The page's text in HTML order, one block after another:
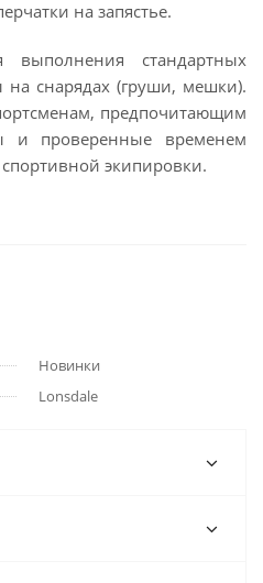
на запястье.
выполнения стандартных
снарядах (груши, мешки).
предпочитающим
и проверенные временем
экипировки.
Новинки
Lonsdale